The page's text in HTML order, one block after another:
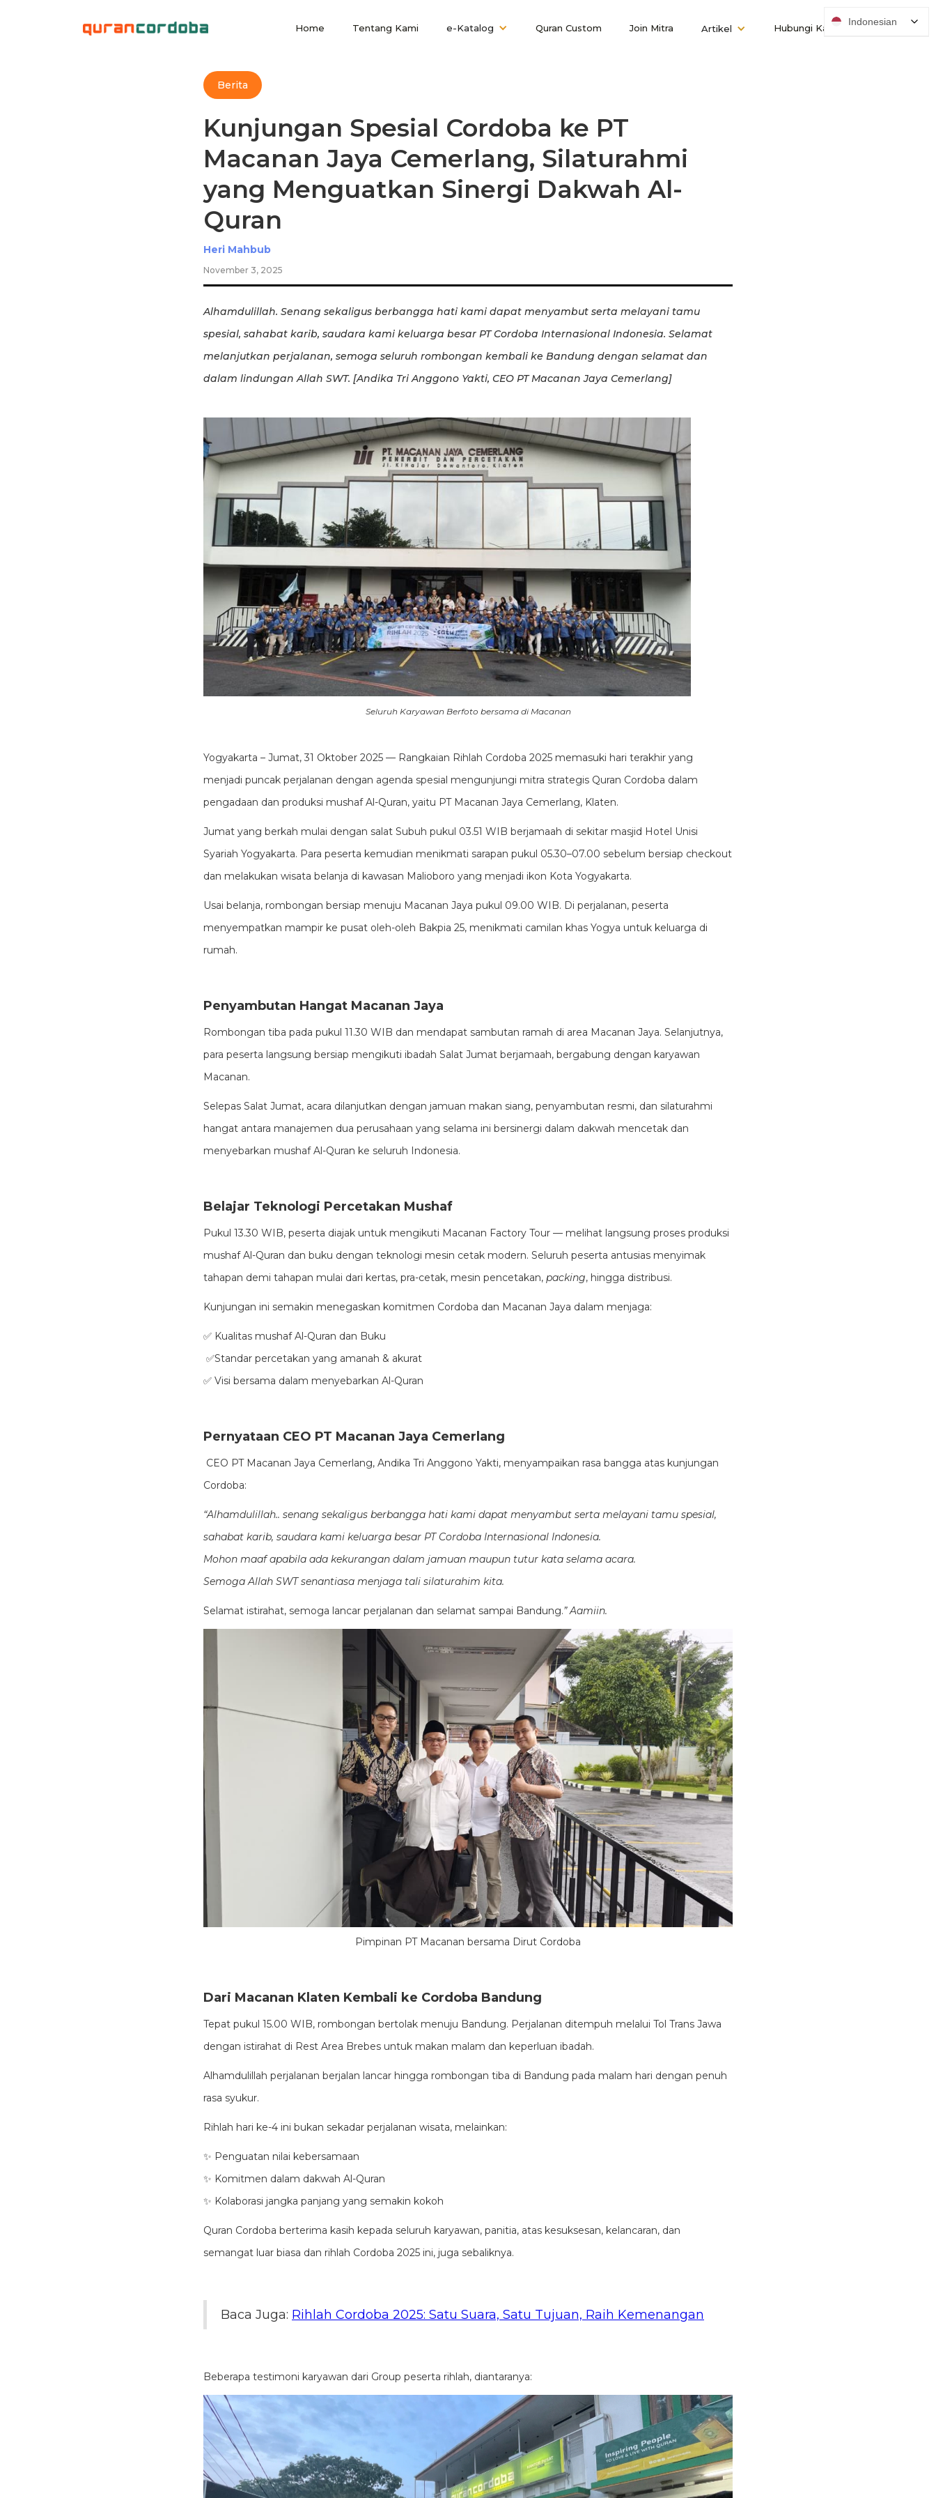
Home Tentang Kami e-Katalog Quran Custom Join Mitra Artikel Hubungi Kami
Berita
Kunjungan Spesial Cordoba ke PT
Macanan Jaya Cemerlang, Silaturahmi
yang Menguatkan Sinergi Dakwah Al-
Quran
Heri Mahbub
November 3, 2025
Alhamdulillah. Senang sekaligus berbangga hati kami dapat menyambut serta melayani tamu
spesial, sahabat karib, saudara kami keluarga besar PT Cordoba Internasional Indonesia. Selamat
melanjutkan perjalanan, semoga seluruh rombongan kembali ke Bandung dengan selamat dan
dalam lindungan Allah SWT. [Andika Tri Anggono Yakti, CEO PT Macanan Jaya Cemerlang]
Seluruh Karyawan Berfoto bersama di Macanan
Yogyakarta – Jumat, 31 Oktober 2025 — Rangkaian Rihlah Cordoba 2025 memasuki hari terakhir yang
menjadi puncak perjalanan dengan agenda spesial mengunjungi mitra strategis Quran Cordoba dalam
pengadaan dan produksi mushaf Al-Quran, yaitu PT Macanan Jaya Cemerlang, Klaten.
Jumat yang berkah mulai dengan salat Subuh pukul 03.51 WIB berjamaah di sekitar masjid Hotel Unisi
Syariah Yogyakarta. Para peserta kemudian menikmati sarapan pukul 05.30–07.00 sebelum bersiap checkout
dan melakukan wisata belanja di kawasan Malioboro yang menjadi ikon Kota Yogyakarta.
Usai belanja, rombongan bersiap menuju Macanan Jaya pukul 09.00 WIB. Di perjalanan, peserta
menyempatkan mampir ke pusat oleh-oleh Bakpia 25, menikmati camilan khas Yogya untuk keluarga di
rumah.
Penyambutan Hangat Macanan Jaya
Rombongan tiba pada pukul 11.30 WIB dan mendapat sambutan ramah di area Macanan Jaya. Selanjutnya,
para peserta langsung bersiap mengikuti ibadah Salat Jumat berjamaah, bergabung dengan karyawan
Macanan.
Selepas Salat Jumat, acara dilanjutkan dengan jamuan makan siang, penyambutan resmi, dan silaturahmi
hangat antara manajemen dua perusahaan yang selama ini bersinergi dalam dakwah mencetak dan
menyebarkan mushaf Al-Quran ke seluruh Indonesia.
Belajar Teknologi Percetakan Mushaf
Pukul 13.30 WIB, peserta diajak untuk mengikuti Macanan Factory Tour — melihat langsung proses produksi
mushaf Al-Quran dan buku dengan teknologi mesin cetak modern. Seluruh peserta antusias menyimak
tahapan demi tahapan mulai dari kertas, pra-cetak, mesin pencetakan, packing, hingga distribusi.
Kunjungan ini semakin menegaskan komitmen Cordoba dan Macanan Jaya dalam menjaga:
✅ Kualitas mushaf Al-Quran dan Buku
✅Standar percetakan yang amanah & akurat
✅ Visi bersama dalam menyebarkan Al-Quran
Pernyataan CEO PT Macanan Jaya Cemerlang
CEO PT Macanan Jaya Cemerlang, Andika Tri Anggono Yakti, menyampaikan rasa bangga atas kunjungan
Cordoba:
“Alhamdulillah.. senang sekaligus berbangga hati kami dapat menyambut serta melayani tamu spesial,
sahabat karib, saudara kami keluarga besar PT Cordoba Internasional Indonesia.
Mohon maaf apabila ada kekurangan dalam jamuan maupun tutur kata selama acara.
Semoga Allah SWT senantiasa menjaga tali silaturahim kita.
Selamat istirahat, semoga lancar perjalanan dan selamat sampai Bandung.” Aamiin.
Pimpinan PT Macanan bersama Dirut Cordoba
Dari Macanan Klaten Kembali ke Cordoba Bandung
Tepat pukul 15.00 WIB, rombongan bertolak menuju Bandung. Perjalanan ditempuh melalui Tol Trans Jawa
dengan istirahat di Rest Area Brebes untuk makan malam dan keperluan ibadah.
Alhamdulillah perjalanan berjalan lancar hingga rombongan tiba di Bandung pada malam hari dengan penuh
rasa syukur.
Rihlah hari ke-4 ini bukan sekadar perjalanan wisata, melainkan:
✨ Penguatan nilai kebersamaan
✨ Komitmen dalam dakwah Al-Quran
✨ Kolaborasi jangka panjang yang semakin kokoh
Quran Cordoba berterima kasih kepada seluruh karyawan, panitia, atas kesuksesan, kelancaran, dan
semangat luar biasa dan rihlah Cordoba 2025 ini, juga sebaliknya.
Baca Juga: Rihlah Cordoba 2025: Satu Suara, Satu Tujuan, Raih Kemenangan
Beberapa testimoni karyawan dari Group peserta rihlah, diantaranya:
Indonesian